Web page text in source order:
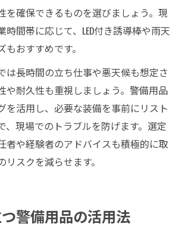
を確保できるものを選びましょう。現
時間帯に応じて、LED付き誘導棒や雨天
おすすめです。
は長時間の立ち仕事や悪天候も想定さ
や耐久性も重視しましょう。警備用品
を活用し、必要な装備を事前にリスト
、現場でのトラブルを防げます。選定
者や経験者のアドバイスも積極的に取
リスクを減らせます。
警備用品の活用法